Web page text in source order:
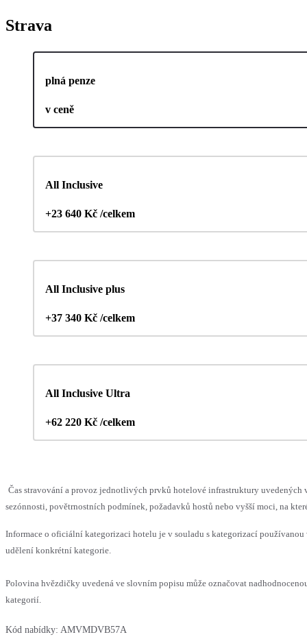
Strava
plná penze
v ceně
All Inclusive
+23 640 Kč /celkem
All Inclusive plus
+37 340 Kč /celkem
All Inclusive Ultra
+62 220 Kč /celkem
Čas stravování a provoz jednotlivých prvků hotelové infrastruktury uvedených
sezónnosti, povětrnostních podmínek, požadavků hostů nebo vyšší moci, na
Informace o oficiální kategorizaci hotelu je v souladu s kategorizací
udělení konkrétní kategorie.
Polovina hvězdičky uvedená ve slovním popisu může označovat
kategorií.
Kód nabídky: AMVMDVB57A